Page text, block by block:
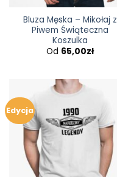
Bluza Męska – Mikołaj z
Piwem Świąteczna
Koszulka
Od 65,00zł
Edycja